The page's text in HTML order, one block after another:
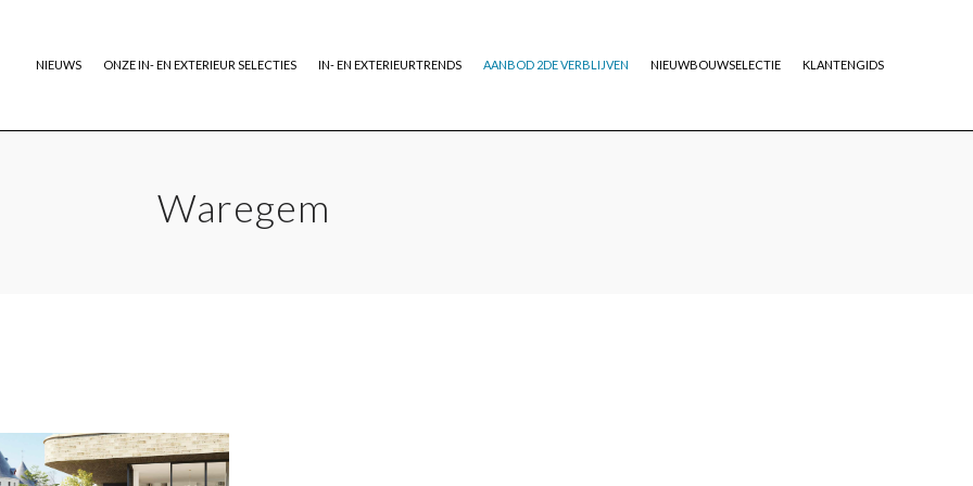
NIEUWS ONZE IN- EN EXTERIEUR SELECTIES IN- EN EXTERIEURTRENDS AANBOD 2DE VERBLIJVEN NIEUWBOUWSELECTIE KLANTENGIDS
Waregem